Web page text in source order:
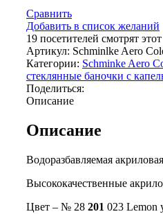
Сравнить
Добавить в список желаний
19 посетителей смотрят
Артикул: Schminlke Aero
Категории: Schminke Aero
стеклянные баночки с
Поделиться:
Описание
Описание
Водоразбавляемая
Высококачественные
Цвет – № 28 201 023 Lemon